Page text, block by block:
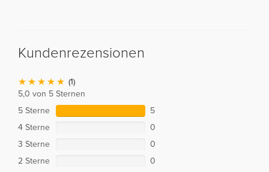
Kundenrezensionen
(1)
5,0 von 5 Sternen
5 Sterne
5
4 Sterne
0
3 Sterne
0
2 Sterne
0